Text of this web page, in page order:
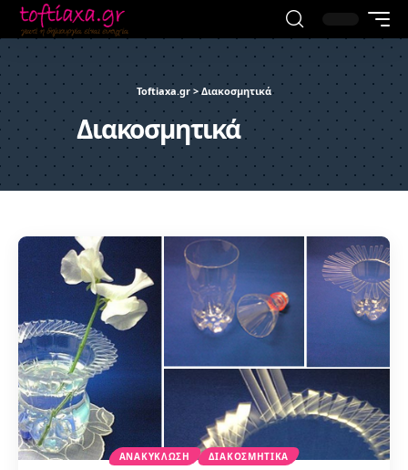
Toftiaxa.gr >Διακοσμητικά
Διακοσμητικά
ΑΝΑΚΎΚΛΩΣΗ ΔΙΑΚΟΣΜΗΤΙΚΆ